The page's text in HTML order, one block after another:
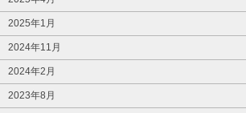
2025年1月
2024年11月
2024年2月
2023年8月